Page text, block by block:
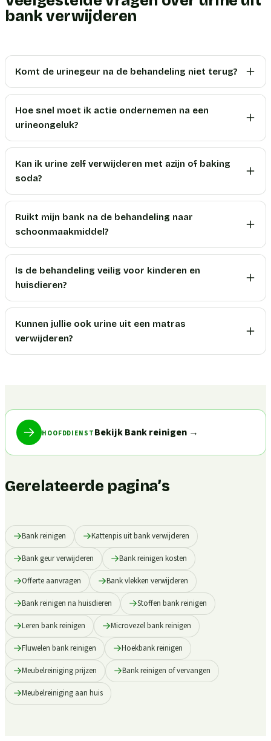
bank verwijderen
Komt de urinegeur na de behandeling niet terug?
Hoe snel moet ik actie ondernemen na een
urineongeluk?
Kan ik urine zelf verwijderen met azijn of baking
soda?
Ruikt mijn bank na de behandeling naar
schoonmaakmiddel?
Is de behandeling veilig voor kinderen en
huisdieren?
Kunnen jullie ook urine uit een matras
verwijderen?
HOOFDDIENST Bekijk Bank reinigen→
Gerelateerde pagina’s
Bank reinigen Kattenpis uit bank verwijderen
Bank geur verwijderen Bank reinigen kosten
Offerte aanvragen Bank vlekken verwijderen
Bank reinigen na huisdieren Stoffen bank reinigen
Leren bank reinigen Microvezel bank reinigen
Fluwelen bank reinigen Hoekbank reinigen
Meubelreiniging prijzen Bank reinigen of vervangen
Meubelreiniging aan huis